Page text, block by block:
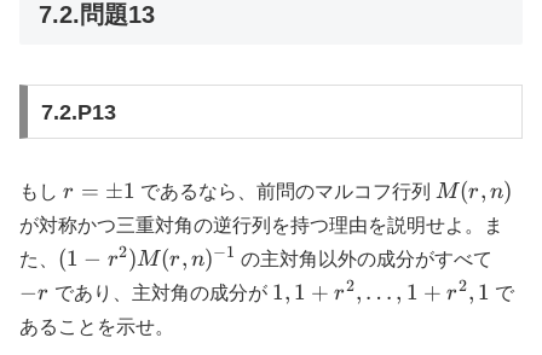
7.2.問題13
7.2.P13
もし r =
\pm
1
r = ±1 であるなら、前問のマルコフ行列 M(r,n)
M(r, n)
が対称かつ三重対角の逆行列を持つ理由を説明せよ。ま
た、 (1 - r^2)
M(r,n)^{-1}
(1 − r2)M(r, n)−1 の主対角以外の成分がすべて
−r であり、主対角の成分が 1, 1
1, 1 + r2, … , 1 + r2, 1 で
あることを示せ。